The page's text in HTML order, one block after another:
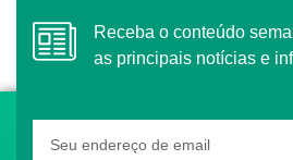
Receba o conteúdo semanal do Conass com
as principais notícias e